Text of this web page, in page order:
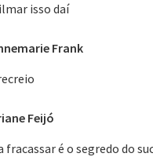
isso daí
Frank
Feijó
fracassar é o segredo do